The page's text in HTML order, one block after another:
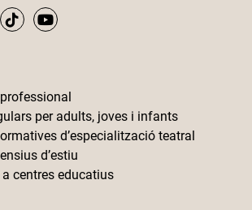
per adults, joves i infants
d’especialització teatral
d’estiu
a centres educatius